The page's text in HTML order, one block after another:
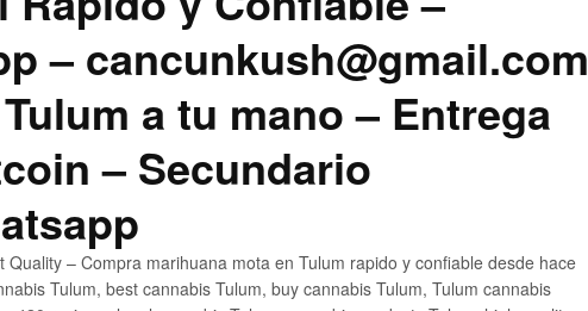
– cancunkush@gmail.com
a tu mano – Entrega
– Secundario
– Compra marihuana mota en Tulum rapido y confiable desde hace
Tulum, best cannabis Tulum, buy cannabis Tulum, Tulum cannabis